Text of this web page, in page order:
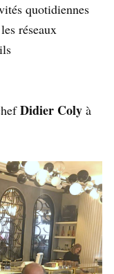
quotidiennes
réseaux
Didier Coly à